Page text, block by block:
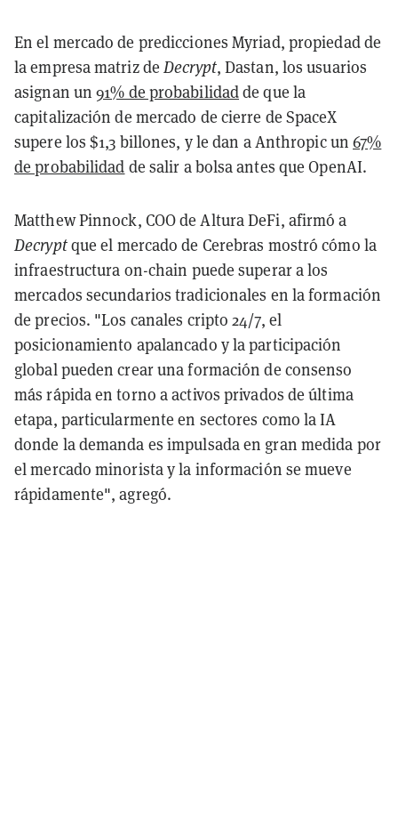
En el mercado de predicciones Myriad, propiedad de
la empresa matriz deDecrypt, Dastan, los usuarios
asignan un91% de probabilidadde que la
capitalización de mercado de cierre de SpaceX
supere los $1,3 billones, y le dan a Anthropic un67%
de probabilidad de salir a bolsa antes que OpenAI.
Matthew Pinnock, COO de Altura DeFi, afirmó a
Decryptque el mercado de Cerebras mostró cómo la
infraestructura on-chain puede superar a los
mercados secundarios tradicionales en la formación
de precios. "Los canales cripto 24/7, el
posicionamiento apalancado y la participación
global pueden crear una formación de consenso
más rápida en torno a activos privados de última
etapa, particularmente en sectores como la IA
donde la demanda es impulsada en gran medida por
el mercado minorista y la información se mueve
rápidamente", agregó.